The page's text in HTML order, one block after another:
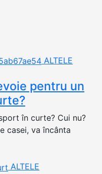
ALTELE
pentru un
în curte? Cui nu?
casei, va încânta
ALTELE